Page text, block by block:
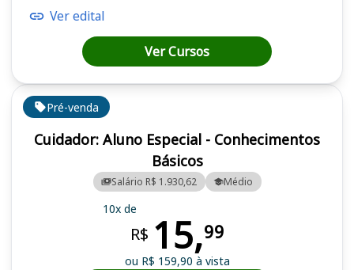
Pré-venda
Cuidador: Aluno Especial - Conhecimentos
Básicos
Salário R$ 1.930,62 Médio
10x de
R$ 15,99
ou R$ 159,90 à vista
Ver edital
Ver Cursos